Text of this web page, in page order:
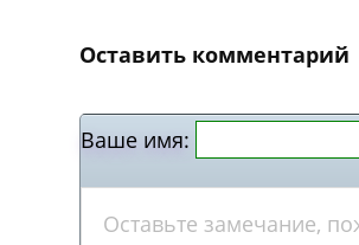
Оставить комментарий
Ваше имя: